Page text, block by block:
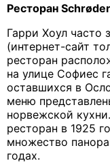
Ресторан Schrøder
Гарри Хоул часто
(интернет-сайт
ресторан
на улице Софиес
оставшихся в
меню
норвежской
ресторан в 1925
множество
годах.